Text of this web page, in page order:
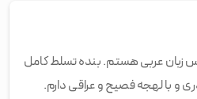
زبان عربی هستم. بنده تسلط کامل
و با لهجه فصیح و عراقی دارم.